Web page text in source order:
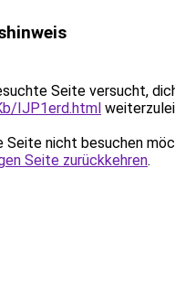
Seite versucht,
IJP1erd.html
Seite nicht besuchen
Seite zurückkehren.